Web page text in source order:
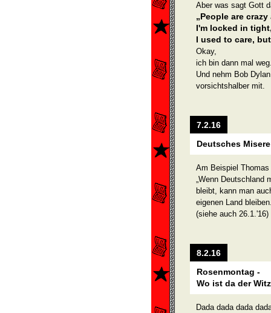
Aber was sagt Gott
„People are
I'm locked in
I used to care,
Okay,
ich bin dann mal
Und nehm Bob Dylan
vorsichtshalber mit.
7.2.16
Deutsches
Am Beispiel
„Wenn Deutschland
bleibt, kann man
eige­nen Land
(siehe auch 26.1.'16)
8.2.16
Rosenmontag -
Wo ist da der
Dada dada dada